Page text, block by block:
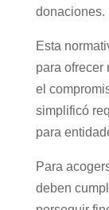
donaciones.
Esta
para ofrecer
el
simplificó
para
Para
deben